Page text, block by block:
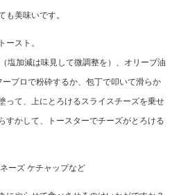
も美味いです。
ースト。
塩加減は味見して微調整を）、オリーブ油
プロで粉砕するか、包丁で叩いて滑らか
って、上にとろけるスライスチーズを乗せ
すかして、トースターでチーズがとろける
ーズ ケチャップなど